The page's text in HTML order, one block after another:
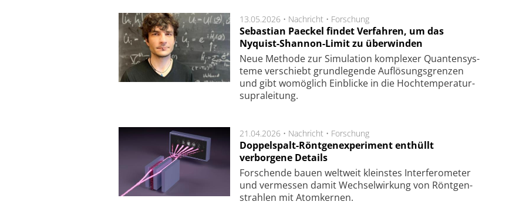
13.05.2026 • Nachricht • Forschung
Sebastian Paeckel findet Verfahren, um das
Nyquist-Shannon-Limit zu überwinden
Neue Methode zur Simu­la­tion kom­ple­xer Quan­ten­sys­
te­me ver­schiebt grund­le­gen­de Auf­lösungs­gren­zen
und gibt wo­mög­lich Ein­blicke in die Hoch­tempe­ra­tur­
supra­lei­tung.
21.04.2026 • Nachricht • Forschung
Doppelspalt-Röntgenexperiment enthüllt
verborgene Details
For­schen­de bau­en welt­weit kleins­tes In­ter­fe­ro­me­ter
und ver­mes­sen da­mit Wech­sel­wir­kung von Rönt­gen­
strah­len mit Atom­ker­nen.